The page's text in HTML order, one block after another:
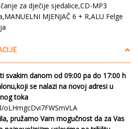
za dječije sjedalice,CD-MP3
MJENJAČ 6 + R,ALU Felge
svakim danom od 09:00 pa do 17:00 h
se nalazi na novoj adresi u
toka
pružamo Vam mogučnost da za Vas